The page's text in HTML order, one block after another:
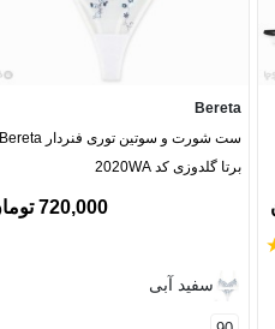
Bereta
ست شورت و سوتین توری فنردار Bereta
برتا گلدوزی کد 2020WA
720,000 تومان
سفید آبی